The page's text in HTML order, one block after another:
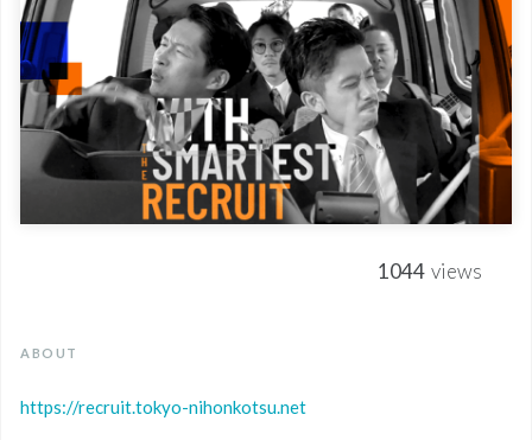
1044 views
ABOUT
https://recruit.tokyo-nihonkotsu.net